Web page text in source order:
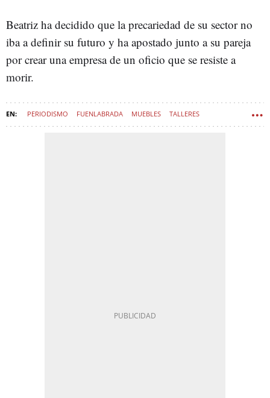
Beatriz ha decidido que la precariedad de su sector no
iba a definir su futuro y ha apostado junto a su pareja
por crear una empresa de un oficio que se resiste a
morir.
PERIODISMO FUENLABRADA MUEBLES TALLERES